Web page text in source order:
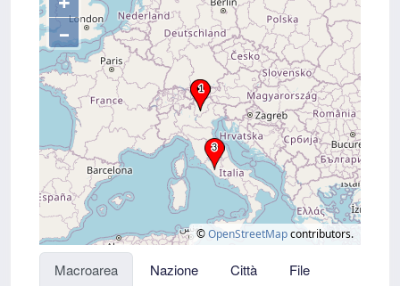
–
©OpenStreetMapcontributors.
Macroarea Nazione Città
File